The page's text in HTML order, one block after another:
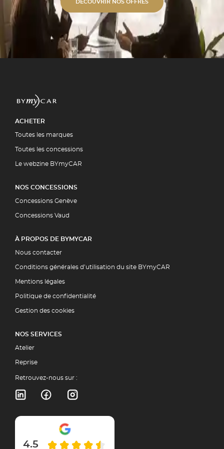
alu unies ou bi-ton. ✓
Polissage professionnel et
✓ Expertise
par la quasi-totalité des
DÉCOUVRIR NOS OFFRES
ACHETER
Toutes les marques
Toutes les concessions
Le webzine BYmyCAR
NOS CONCESSIONS
Concessions Genève
Concessions Vaud
À PROPOS DE BYMYCAR
Nous contacter
Conditions générales d’utilisation du site BYmyCAR
Mentions légales
Politique de confidentialité
Gestion des cookies
NOS SERVICES
Atelier
Reprise
Retrouvez-nous sur :
4.5